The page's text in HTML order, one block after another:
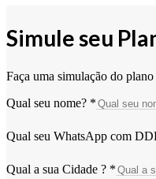
Simule seu
Faça uma simulação do
Qual seu nome? *
Qual seu WhatsApp com
Qual a sua Cidade ? *